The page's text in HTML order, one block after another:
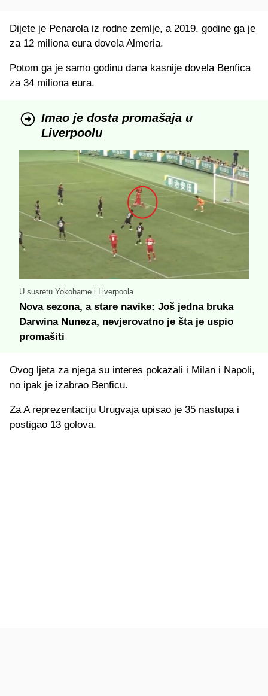
Dijete je Penarola iz rodne zemlje, a 2019. godine ga je
za 12 miliona eura dovela Almeria.
Potom ga je samo godinu dana kasnije dovela Benfica
za 34 miliona eura.
Imao je dosta promašaja u
Liverpoolu
U susretu Yokohame i Liverpoola
Nova sezona, a stare navike: Još jedna bruka
Darwina Nuneza, nevjerovatno je šta je uspio
promašiti
Ovog ljeta za njega su interes pokazali i Milan i Napoli,
no ipak je izabrao Benficu.
Za A reprezentaciju Urugvaja upisao je 35 nastupa i
postigao 13 golova.